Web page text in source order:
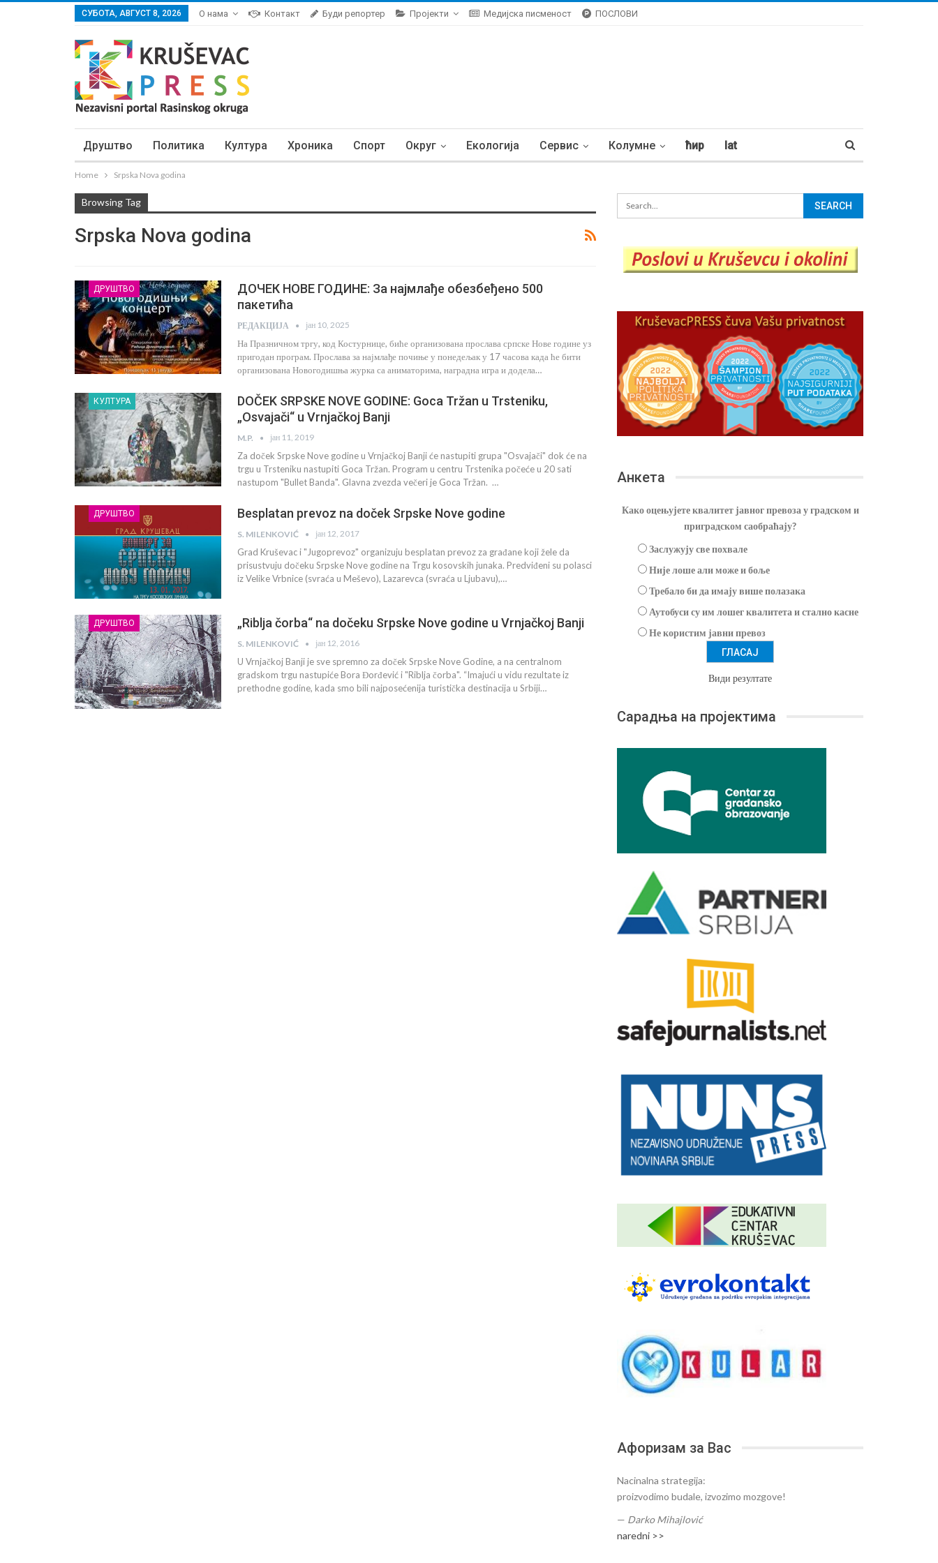
СУБОТА, АВГУСТ 8, 2026 О нама Контакт Буди репортер Пројекти Медијска писменост ПОСЛОВИ
Друштво Политика Култура Хроника Спорт Округ Екологија Сервис Колумне ћир lat
Home Srpska Nova godina
Browsing Tag
Srpska Nova godina
ДРУШТВО
ДОЧЕК НОВЕ ГОДИНЕ: За најмлађе обезбеђено 500
пакетића
РЕДАКЦИЈА јан 10, 2025
На Празничном тргу, код Костурнице, биће организована прослава српске Нове године уз
пригодан програм. Прослава за најмлађе почиње у понедељак у 17 часова када ће бити
организована Новогодишња журка са аниматорима, наградна игра и додела…
КУЛТУРА
DOČEK SRPSKE NOVE GODINE: Goca Tržan u Trsteniku,
„Osvajači“ u Vrnjačkoj Banji
M.P. јан 11, 2019
Za doček Srpske Nove godine u Vrnjačkoj Banji će nastupiti grupa "Osvajači" dok će na
trgu u Trsteniku nastupiti Goca Tržan. Program u centru Trstenika počeće u 20 sati
nastupom "Bullet Banda". Glavna zvezda večeri je Goca Tržan. …
ДРУШТВО Besplatan prevoz na doček Srpske Nove godine
S. MILENKOVIĆ јан 12, 2017
Grad Kruševac i "Jugoprevoz" organizuju besplatan prevoz za građane koji žele da
prisustvuju dočeku Srpske Nove godine na Trgu kosovskih junaka. Predviđeni su polasci
iz Velike Vrbnice (svraća u Meševo), Lazarevca (svraća u Ljubavu),…
ДРУШТВО „Riblja čorba“ na dočeku Srpske Nove godine u Vrnjačkoj Banji
S. MILENKOVIĆ јан 12, 2016
U Vrnjačkoj Banji je sve spremno za doček Srpske Nove Godine, a na centralnom
gradskom trgu nastupiće Bora Đorđević i "Riblja čorba". “Imajući u vidu rezultate iz
prethodne godine, kada smo bili najposećenija turistička destinacija u Srbiji…
Анкета
Како оцењујете квалитет јавног превоза у градском и
приградском саобраћају?
Заслужују све похвале
Није лоше али може и боље
Требало би да имају више полазака
Аутобуси су им лошег квалитета и стално касне
Не користим јавни превоз
Види резултате
Сарадња на пројектима
Афоризам за Вас
Nacinalna strategija:
proizvodimo budale, izvozimo mozgove!
— Darko Mihajlović
naredni >>